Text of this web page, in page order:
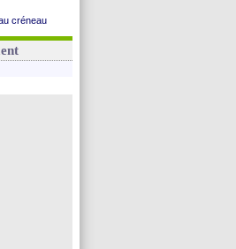
créneau